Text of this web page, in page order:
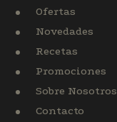
Ofertas
Novedades
Recetas
Promociones
Sobre Nosotros
Contacto